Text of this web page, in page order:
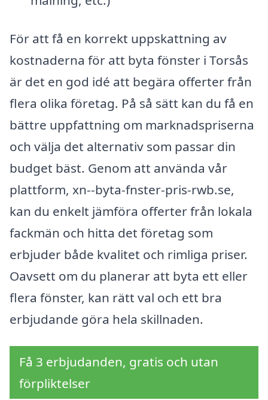
För att få en korrekt uppskattning av
kostnaderna för att byta fönster i Torsås
är det en god idé att begära offerter från
flera olika företag. På så sätt kan du få en
bättre uppfattning om marknadspriserna
och välja det alternativ som passar din
budget bäst. Genom att använda vår
plattform, xn--byta-fnster-pris-rwb.se,
kan du enkelt jämföra offerter från lokala
fackmän och hitta det företag som
erbjuder både kvalitet och rimliga priser.
Oavsett om du planerar att byta ett eller
flera fönster, kan rätt val och ett bra
erbjudande göra hela skillnaden.
Få 3 erbjudanden, gratis och utan
förpliktelser